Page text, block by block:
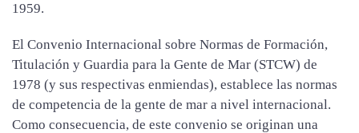
1959.
El Convenio Internacional sobre Normas de Formación,
Titulación y Guardia para la Gente de Mar (STCW) de
1978 (y sus respectivas enmiendas), establece las normas
de competencia de la gente de mar a nivel internacional.
Como consecuencia, de este convenio se originan una